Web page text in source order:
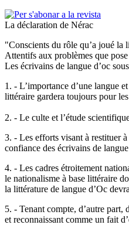
La déclaration de Nérac
"Conscients du rôle qu’a joué la
Attentifs aux problèmes que
Les écrivains de langue d’oc
1. - L’importance d’une langue
littéraire gardera toujours pour
2. - Le culte et l’étude
3. - Les efforts visant à restituer
confiance des écrivains de
4. - Les cadres étroitement
le nationalisme à base littéraire
la littérature de langue d’Oc
5. - Tenant compte, d’autre
et reconnaissant comme un fait